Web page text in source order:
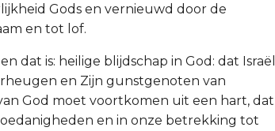
Gods en vernieuwd door de
en tot lof.
dat is: heilige blijdschap in God: dat Israël
en Zijn gunstgenoten van
God moet voortkomen uit een hart, dat
en in onze betrekking tot